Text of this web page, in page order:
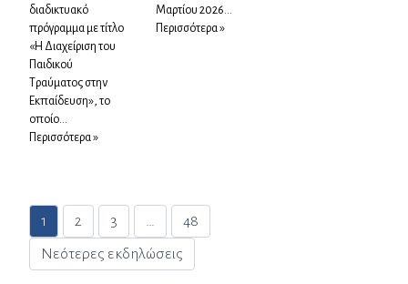
διαδικτυακό
πρόγραμμα με τίτλο
«Η Διαχείριση του
Παιδικού
Τραύματος στην
Εκπαίδευση», το
οποίο...
Περισσότερα »
Μαρτίου 2026...
Περισσότερα »
1 2 3 …
48
Νεότερες εκδηλώσεις